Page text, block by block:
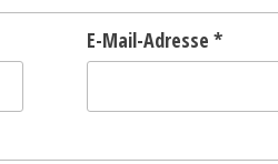
E-Mail-Adresse *